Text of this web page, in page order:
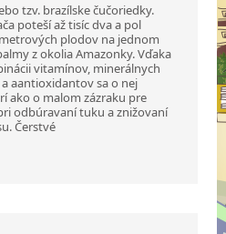
tzv. brazílske čučoriedky.
poteší až tisíc dva a pol
plodov na jednom
z okolia Amazonky. Vďaka
vitamínov, minerálnych
aantioxidantov sa o nej
ako o malom zázraku pre
odbúravaní tuku a znižovaní
Čerstvé